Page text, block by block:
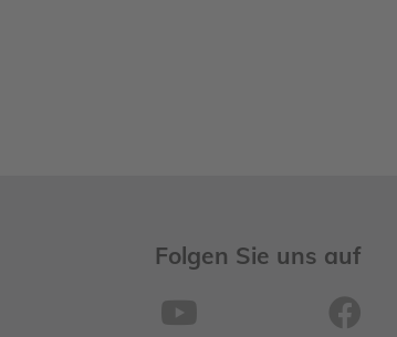
Folgen Sie uns auf